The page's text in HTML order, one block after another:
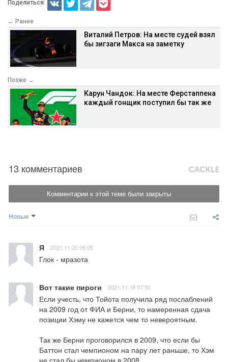
Поделиться:
← Ранее
Виталий Петров: На месте судей взял
бы зигзаги Макса на заметку
Позже →
Карун Чандок: На месте Ферстаппена
каждый гонщик поступил бы так же
13 комментариев
Комментарии к этой теме были закрыты
Новые
Я 2021.11.20 06:05
Глок - мразота
Вот такие пироги 2021.11.18 07:50
Если учесть, что Тойота получила ряд послаблений
на 2009 год от ФИА и Берни, то намеренная сдача
позиции Хэму не кажется чем то невероятным.
Так же Берни проговорился в 2009, что если бы
Баттон стал чемпионом на пару лет раньше, то Хэм
не стал бы чемпионом в 2008.